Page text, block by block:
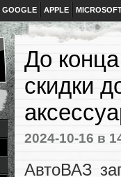
GOOGLE APPLE
До
скидки
2024-10-16 в
АвтоВАЗ